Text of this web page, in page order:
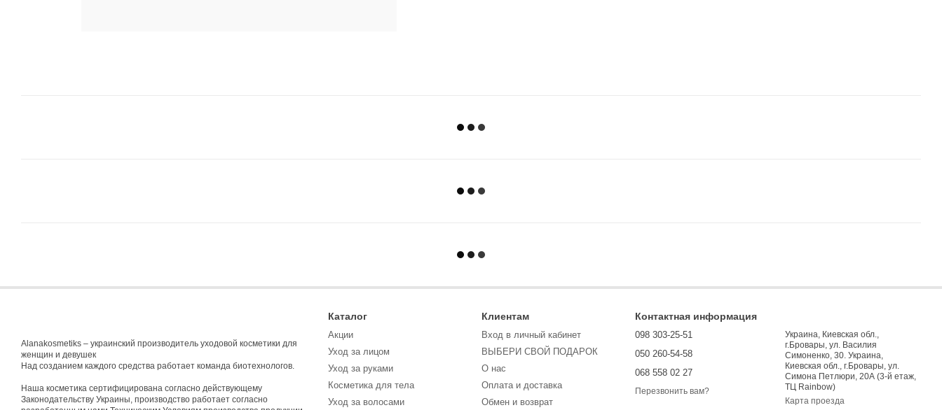
Alanakosmetiks – украинский производитель уходовой косметики для
женщин и девушек
Над созданием каждого средства работает команда биотехнологов.
Наша косметика сертифицирована согласно действующему
Законодательству Украины, производство работает согласно
Каталог
Акции
Уход за лицом
Уход за руками
Косметика для тела
Уход за волосами
Клиентам
Вход в личный кабинет
ВЫБЕРИ СВОЙ ПОДАРОК
О нас
Оплата и доставка
Обмен и возврат
Контактная информация
098 303-25-51
050 260-54-58
068 558 02 27
Перезвонить вам?
Украина, Киевская обл.,
г.Бровары, ул. Василия
Симоненко, 30. Украина,
Киевская обл., г.Бровары, ул.
Симона Петлюри, 20А (3-й етаж,
ТЦ Rainbow)
Карта проезда